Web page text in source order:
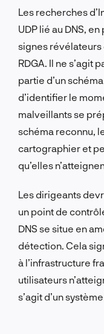
Les recherches
UDP lié au DNS,
signes révélateurs
RDGA. Il ne s’agit
partie d’un
d’identifier le
malveillants se
schéma reconnu,
cartographier et
qu’elles
Les dirigeants
un point de
DNS se situe en
détection. Cela
à l’infrastructure
utilisateurs
s’agit d’un